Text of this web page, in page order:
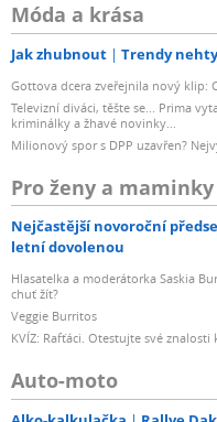
Móda a krása
Jak zhubnout Trendy
Gottova dcera zveřejnila nový klip:
Televizní diváci, těšte se... Prima
kriminálky a žhavé novinky...
Milionový spor s DPP uzavřen?
Pro ženy a maminky
Nejčastější novoroční
letní dovolenou
Hlasatelka a moderátorka Saskia
chuť žít?
Veggie Burritos
KVÍZ: Rafťáci. Otestujte své
Auto-moto